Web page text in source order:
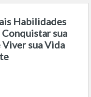
Habilidades
sua
sua Vida